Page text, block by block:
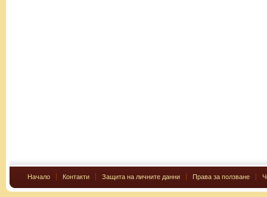
Начало Контакти Защита на личните данни Права за ползване